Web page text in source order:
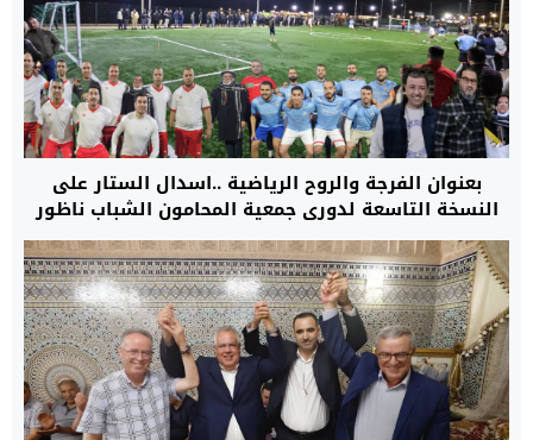
بعنوان الفرجة والروح الرياضية ..اسدال الستار على
النسخة التاسعة لدوري جمعية المحامون الشباب ناظور
والدريوش+فيديو